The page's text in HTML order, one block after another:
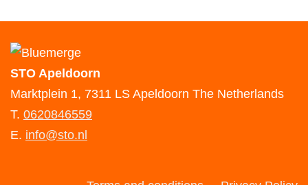
STO Apeldoorn
Marktplein 1, 7311 LS Apeldoorn The Netherlands
T. 0620846559
E. info@sto.nl